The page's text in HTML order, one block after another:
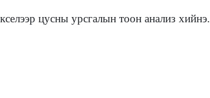
цусны урсгалын тоон анализ хийнэ.